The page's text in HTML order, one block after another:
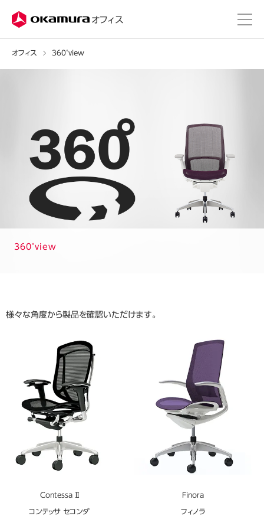
オフィス
オフィス 360°view
360°view
様々な角度から製品を確認いただけます。
Contessa Ⅱ
コンテッサ セコンダ
Finora
フィノラ